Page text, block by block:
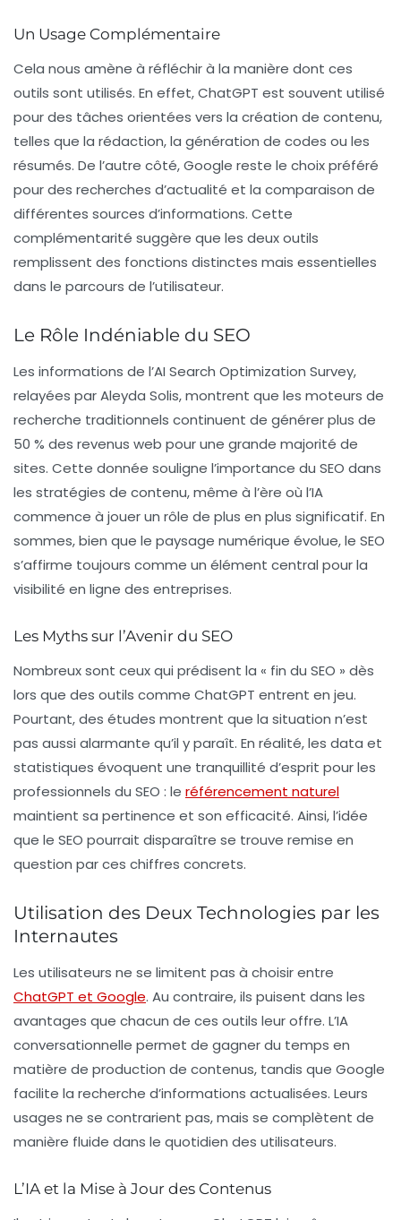
Un Usage Complémentaire
Cela nous amène à réfléchir à la manière dont ces
outils sont utilisés. En effet, ChatGPT est souvent utilisé
pour des tâches orientées vers la création de contenu,
telles que la rédaction, la génération de codes ou les
résumés. De l’autre côté, Google reste le choix préféré
pour des recherches d’actualité et la comparaison de
différentes sources d’informations. Cette
complémentarité suggère que les deux outils
remplissent des fonctions distinctes mais essentielles
dans le parcours de l’utilisateur.
Le Rôle Indéniable du SEO
Les informations de l’AI Search Optimization Survey,
relayées par Aleyda Solis, montrent que les moteurs de
recherche traditionnels continuent de générer plus de
50 % des revenus web pour une grande majorité de
sites. Cette donnée souligne l’importance du SEO dans
les stratégies de contenu, même à l’ère où l’IA
commence à jouer un rôle de plus en plus significatif. En
sommes, bien que le paysage numérique évolue, le SEO
s’affirme toujours comme un élément central pour la
visibilité en ligne des entreprises.
Les Myths sur l’Avenir du SEO
Nombreux sont ceux qui prédisent la « fin du SEO » dès
lors que des outils comme ChatGPT entrent en jeu.
Pourtant, des études montrent que la situation n’est
pas aussi alarmante qu’il y paraît. En réalité, les data et
statistiques évoquent une tranquillité d’esprit pour les
professionnels du SEO : le référencement naturel
maintient sa pertinence et son efficacité. Ainsi, l’idée
que le SEO pourrait disparaître se trouve remise en
question par ces chiffres concrets.
Utilisation des Deux Technologies par les
Internautes
Les utilisateurs ne se limitent pas à choisir entre
ChatGPT et Google. Au contraire, ils puisent dans les
avantages que chacun de ces outils leur offre. L’IA
conversationnelle permet de gagner du temps en
matière de production de contenus, tandis que Google
facilite la recherche d’informations actualisées. Leurs
usages ne se contrarient pas, mais se complètent de
manière fluide dans le quotidien des utilisateurs.
L’IA et la Mise à Jour des Contenus